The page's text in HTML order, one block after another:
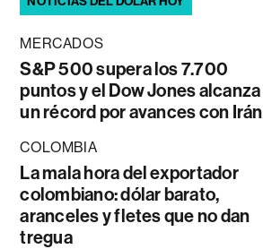
MERCADOS
S&P 500 supera los 7.700
puntos y el Dow Jones alcanza
un récord por avances con Irán
COLOMBIA
La mala hora del exportador
colombiano: dólar barato,
aranceles y fletes que no dan
tregua